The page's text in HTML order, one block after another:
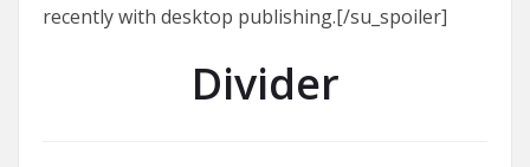
recently with desktop publishing.[/su_spoiler]
Divider